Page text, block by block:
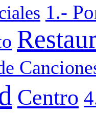
1.-
Centro